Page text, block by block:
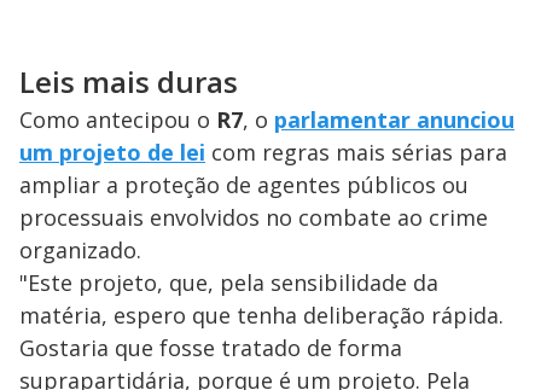
Leis mais duras
Como antecipou o R7, o parlamentar anunciou
um projeto de lei com regras mais sérias para
ampliar a proteção de agentes públicos ou
processuais envolvidos no combate ao crime
organizado.
"Este projeto, que, pela sensibilidade da
matéria, espero que tenha deliberação rápida.
Gostaria que fosse tratado de forma
suprapartidária, porque é um projeto. Pela